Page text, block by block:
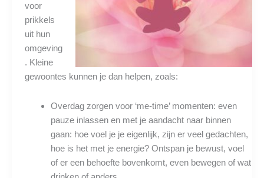
voor
prikkels
uit hun
omgeving
. Kleine
gewoontes kunnen je dan helpen, zoals:
Overdag zorgen voor ‘me-time’ momenten: even
pauze inlassen en met je aandacht naar binnen
gaan: hoe voel je je eigenlijk, zijn er veel gedachten,
hoe is het met je energie? Ontspan je bewust, voel
of er een behoefte bovenkomt, even bewegen of wat